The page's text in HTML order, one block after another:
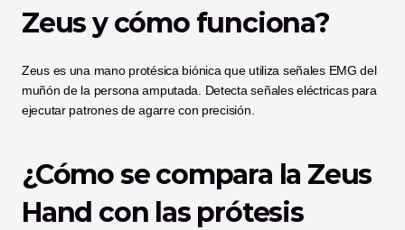
Zeus y cómo funciona?
Zeus es una mano protésica biónica que utiliza señales EMG del
muñón de la persona amputada. Detecta señales eléctricas para
ejecutar patrones de agarre con precisión.
¿Cómo se compara la Zeus
Hand con las prótesis